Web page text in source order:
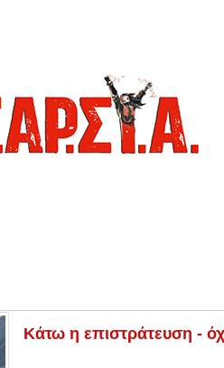
Κάτω η επιστράτευση -